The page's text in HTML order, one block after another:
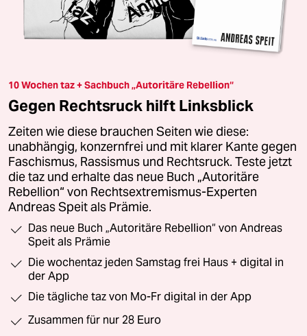
10 Wochen taz + Sachbuch „Autoritäre Rebellion“
Gegen Rechtsruck hilft Linksblick
Zeiten wie diese brauchen Seiten wie diese:
unabhängig, konzernfrei und mit klarer Kante gegen
Faschismus, Rassismus und Rechtsruck. Teste jetzt
die taz und erhalte das neue Buch „Autoritäre
Rebellion“ von Rechtsextremismus-Experten
Andreas Speit als Prämie.
Das neue Buch „Autoritäre Rebellion“ von Andreas
Speit als Prämie
Die wochentaz jeden Samstag frei Haus + digital in
der App
Die tägliche taz von Mo-Fr digital in der App
Zusammen für nur 28 Euro